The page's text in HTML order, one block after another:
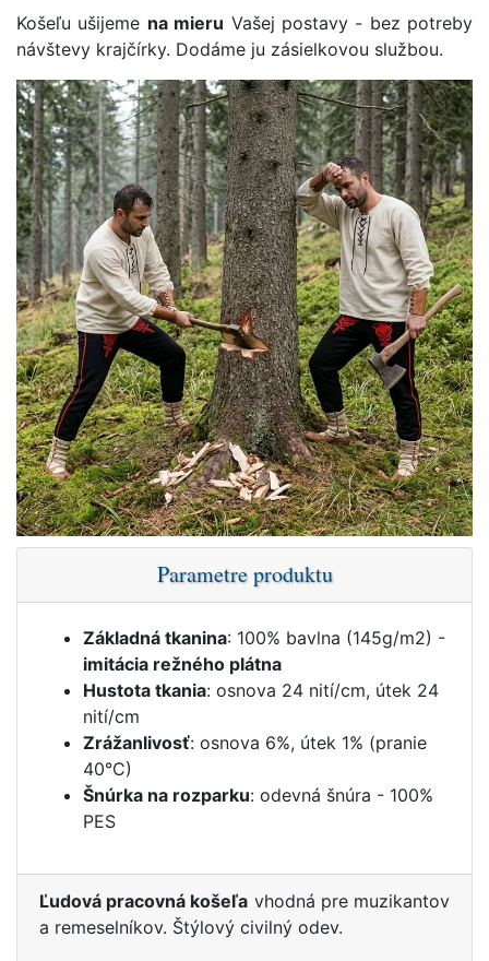
Košeľu ušijeme na mieru Vašej postavy - bez potreby
návštevy krajčírky. Dodáme ju zásielkovou službou.
Parametre produktu
Základná tkanina: 100% bavlna (145g/m2) -
imitácia režného plátna
Hustota tkania: osnova 24 nití/cm, útek 24
nití/cm
Zrážanlivosť: osnova 6%, útek 1% (pranie
40°C)
Šnúrka na rozparku: odevná šnúra - 100%
PES
Ľudová pracovná košeľa vhodná pre muzikantov
a remeselníkov. Štýlový civilný odev.